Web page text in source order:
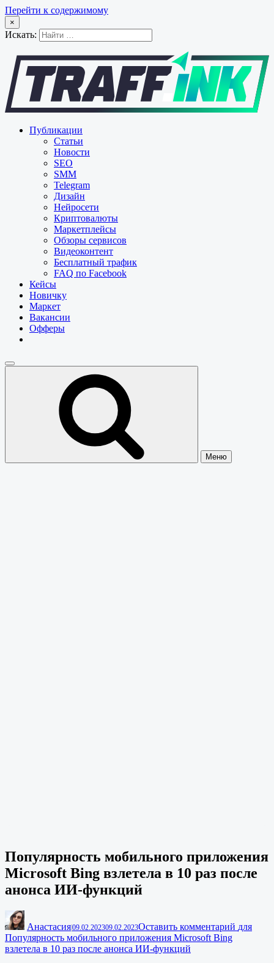
Перейти к содержимому
×
Искать:
Публикации
Статьи
Новости
SEO
SMM
Telegram
Дизайн
Нейросети
Криптовалюты
Маркетплейсы
Обзоры сервисов
Видеоконтент
Бесплатный трафик
FAQ по Facebook
Кейсы
Новичку
Маркет
Вакансии
Офферы
Меню
Популярность мобильного приложения
Microsoft Bing взлетела в 10 раз после
анонса ИИ-функций
Анастасия|09.02.202309.02.2023Оставить комментарий для
Популярность мобильного приложения Microsoft Bing
взлетела в 10 раз после анонса ИИ-функций